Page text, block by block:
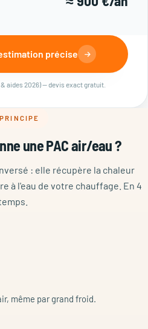
précise
aides 2026) — devis exact gratuit.
une PAC air/eau ?
: elle récupère la chaleur
à l'eau de votre chauffage. En 4
même par grand froid.